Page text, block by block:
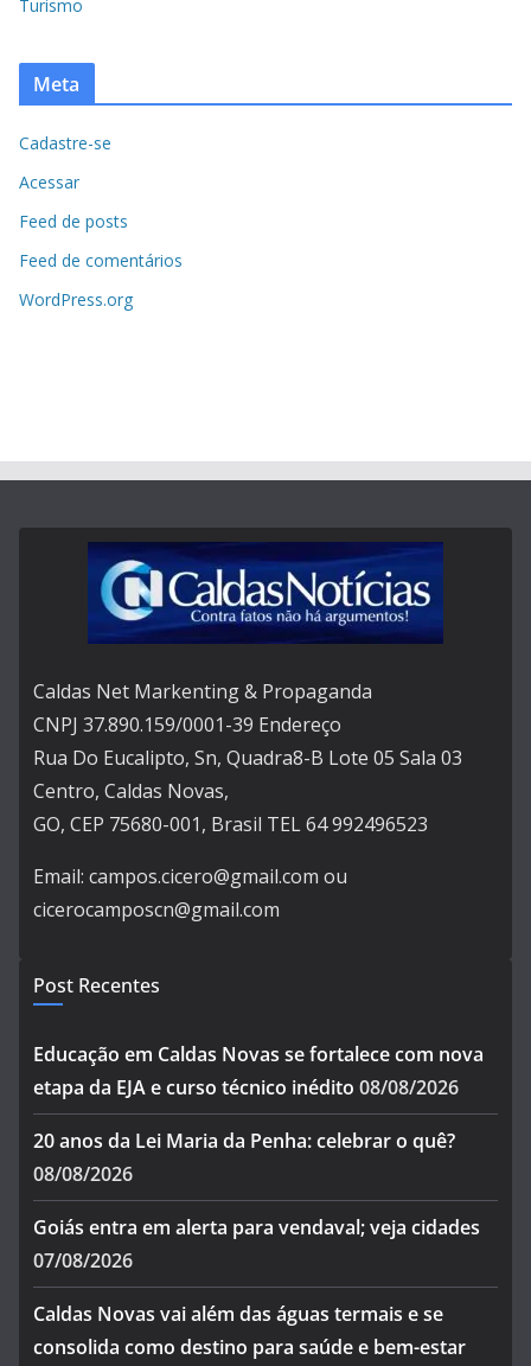
Turismo
Meta
Cadastre-se
Acessar
Feed de posts
Feed de comentários
WordPress.org
Caldas Net Markenting & Propaganda
CNPJ 37.890.159/0001-39 Endereço
Rua Do Eucalipto, Sn, Quadra8-B Lote 05 Sala 03
Centro, Caldas Novas,
GO, CEP 75680-001, Brasil TEL 64 992496523
Email: campos.cicero@gmail.com ou
cicerocamposcn@gmail.com
Post Recentes
Educação em Caldas Novas se fortalece com nova
etapa da EJA e curso técnico inédito 08/08/2026
20 anos da Lei Maria da Penha: celebrar o quê?
08/08/2026
Goiás entra em alerta para vendaval; veja cidades
07/08/2026
Caldas Novas vai além das águas termais e se
consolida como destino para saúde e bem-estar